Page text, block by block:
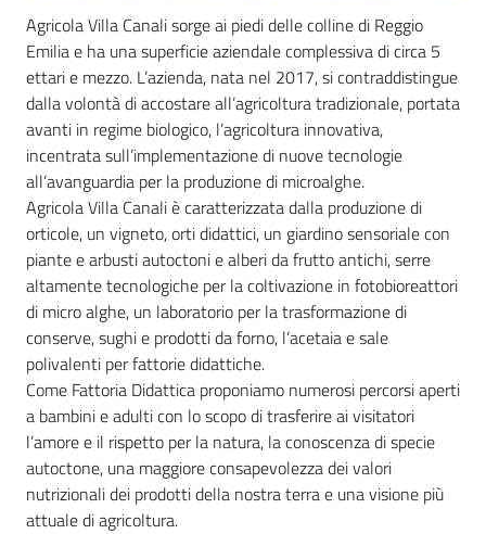
Agricoltura,
caccia e
pesca
Argomenti
Novità
Servizi
Leggi atti bandi
Piani programmi
progetti
Agricola Villa Canali sorge ai piedi delle colline di Reggio
Emilia e ha una superficie aziendale complessiva di circa 5
ettari e mezzo. L’azienda, nata nel 2017, si contraddistingue
dalla volontà di accostare all’agricoltura tradizionale, portata
avanti in regime biologico, l’agricoltura innovativa,
incentrata sull’implementazione di nuove tecnologie
all’avanguardia per la produzione di microalghe.
Agricola Villa Canali è caratterizzata dalla produzione di
orticole, un vigneto, orti didattici, un giardino sensoriale con
piante e arbusti autoctoni e alberi da frutto antichi, serre
altamente tecnologiche per la coltivazione in fotobioreattori
di micro alghe, un laboratorio per la trasformazione di
conserve, sughi e prodotti da forno, l’acetaia e sale
polivalenti per fattorie didattiche.
Come Fattoria Didattica proponiamo numerosi percorsi aperti
a bambini e adulti con lo scopo di trasferire ai visitatori
l’amore e il rispetto per la natura, la conoscenza di specie
autoctone, una maggiore consapevolezza dei valori
nutrizionali dei prodotti della nostra terra e una visione più
attuale di agricoltura.